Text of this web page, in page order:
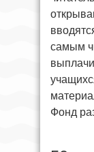
самым
Фонд